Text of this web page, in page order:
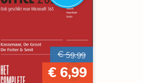
€ 59,99
€ 6,99